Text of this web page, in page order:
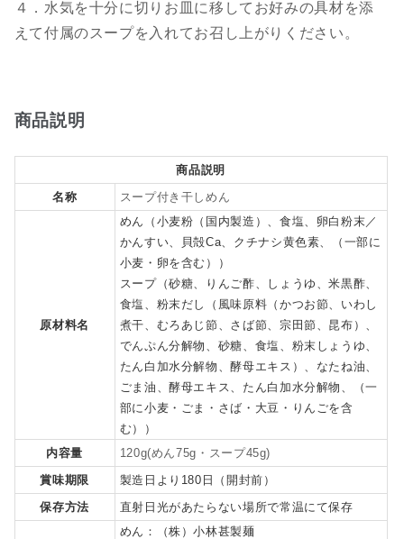
４．水気を十分に切りお皿に移してお好みの具材を添
えて付属のスープを入れてお召し上がりください。
商品説明
商品説明
名称
スープ付き干しめん
原材料名
めん（小麦粉（国内製造）、食塩、卵白粉末／
かんすい、貝殻Ca、クチナシ黄色素、（一部に
小麦・卵を含む））
スープ（砂糖、りんご酢、しょうゆ、米黒酢、
食塩、粉末だし（風味原料（かつお節、いわし
煮干、むろあじ節、さば節、宗田節、昆布）、
でんぷん分解物、砂糖、食塩、粉末しょうゆ、
たん白加水分解物、酵母エキス）、なたね油、
ごま油、酵母エキス、たん白加水分解物、（一
部に小麦・ごま・さば・大豆・りんごを含
む））
内容量
120g(めん75g・スープ45g)
賞味期限
製造日より180日（開封前）
保存方法
直射日光があたらない場所で常温にて保存
めん：（株）小林甚製麺